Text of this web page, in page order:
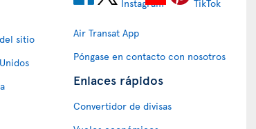
sitio
Air Transat App
Póngase en contacto con nosotros
Enlaces rápidos
Convertidor de divisas